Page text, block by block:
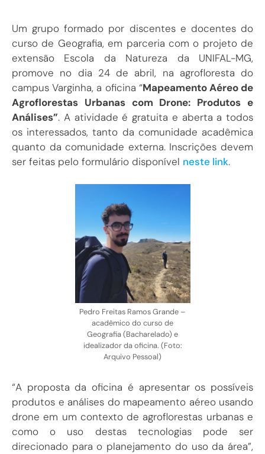
Um grupo formado por discentes e docentes do
curso de Geografia, em parceria com o projeto de
extensão Escola da Natureza da UNIFAL-MG,
promove no dia 24 de abril, na agrofloresta do
campus Varginha, a oficina “Mapeamento Aéreo de
Agroflorestas Urbanas com Drone: Produtos e
Análises”. A atividade é gratuita e aberta a todos
os interessados, tanto da comunidade acadêmica
quanto da comunidade externa. Inscrições devem
ser feitas pelo formulário disponível neste link.
Pedro Freitas Ramos Grande –
acadêmico do curso de
Geografia (Bacharelado) e
idealizador da oficina. (Foto:
Arquivo Pessoal)
“A proposta da oficina é apresentar os possíveis
produtos e análises do mapeamento aéreo usando
drone em um contexto de agroflorestas urbanas e
como o uso destas tecnologias pode ser
direcionado para o planejamento do uso da área”,